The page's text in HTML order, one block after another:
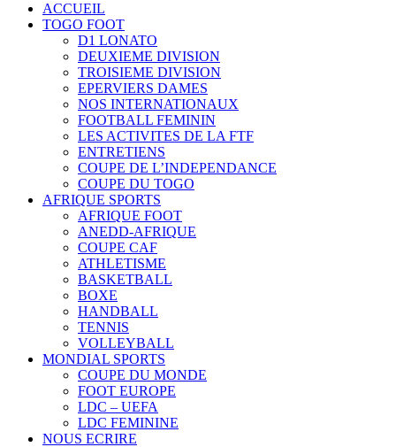
ACCUEIL
TOGO FOOT
D1 LONATO
DEUXIEME DIVISION
TROISIEME DIVISION
EPERVIERS DAMES
NOS INTERNATIONAUX
FOOTBALL FEMININ
LES ACTIVITES DE LA FTF
ENTRETIENS
COUPE DE L’INDEPENDANCE
COUPE DU TOGO
AFRIQUE SPORTS
AFRIQUE FOOT
ANEDD-AFRIQUE
COUPE CAF
ATHLETISME
BASKETBALL
BOXE
HANDBALL
TENNIS
VOLLEYBALL
MONDIAL SPORTS
COUPE DU MONDE
FOOT EUROPE
LDC – UEFA
LDC FEMININE
NOUS ECRIRE